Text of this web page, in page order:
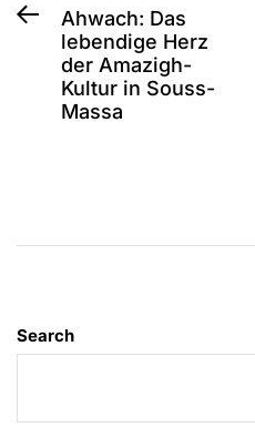
Post
navigation
PreviousAhwach: Das
lebendige Herz
der Amazigh-
Kultur in Souss-
Massa
Search